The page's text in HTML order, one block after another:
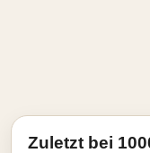
Zuletzt bei